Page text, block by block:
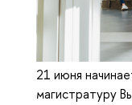
21 июня
магистратуру